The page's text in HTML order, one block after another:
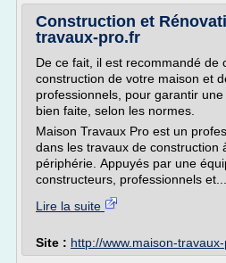
Construction et
travaux-pro.fr
De ce fait, il est recommandé de
construction de votre maison et
professionnels, pour garantir
bien faite, selon les normes.
Maison Travaux Pro est un
dans les travaux de construction
périphérie. Appuyés par une
constructeurs, professionnels et...
Lire la suite
Site : http://www.maison-